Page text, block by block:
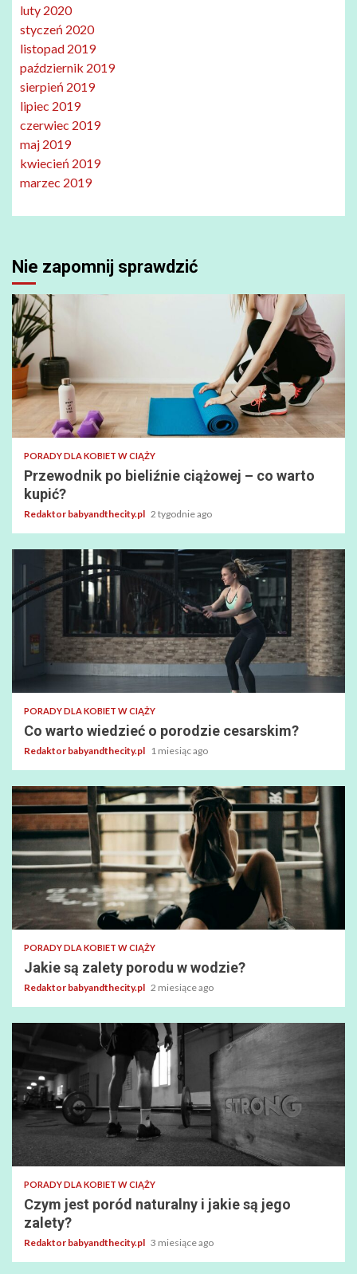
luty 2020
styczeń 2020
listopad 2019
październik 2019
sierpień 2019
lipiec 2019
czerwiec 2019
maj 2019
kwiecień 2019
marzec 2019
Nie zapomnij sprawdzić
PORADY DLA KOBIET W CIĄŻY
Przewodnik po bieliźnie ciążowej – co warto
kupić?
Redaktor babyandthecity.pl 2 tygodnie ago
PORADY DLA KOBIET W CIĄŻY
Co warto wiedzieć o porodzie cesarskim?
Redaktor babyandthecity.pl 1 miesiąc ago
PORADY DLA KOBIET W CIĄŻY
Jakie są zalety porodu w wodzie?
Redaktor babyandthecity.pl 2 miesiące ago
PORADY DLA KOBIET W CIĄŻY
Czym jest poród naturalny i jakie są jego
zalety?
Redaktor babyandthecity.pl 3 miesiące ago